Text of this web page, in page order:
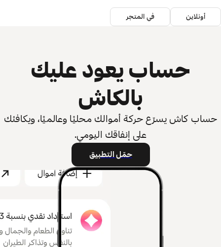
أونلاين في المتجر
حساب يعود عليك
بالكاش
حساب كاش يسرّع حركة أموالك محليًا وعالميًا، ويكافئك
على إنفاقك اليومي.
حمّل التطبيق